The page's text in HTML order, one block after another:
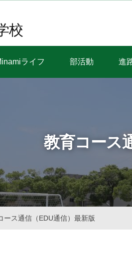
校
ライフ 部活動 進
教育コース
ース通信（EDU通信）最新版